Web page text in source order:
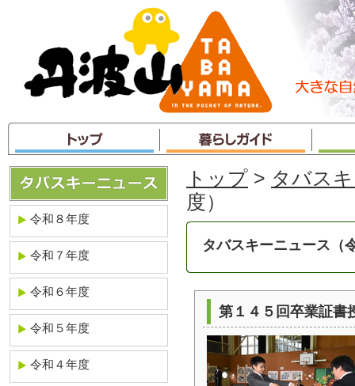
ャ
ン
プ
トップ > タバス
度）
タバスキーニュース（
第１４５回卒業証書
令和８年度
令和７年度
令和６年度
令和５年度
令和４年度